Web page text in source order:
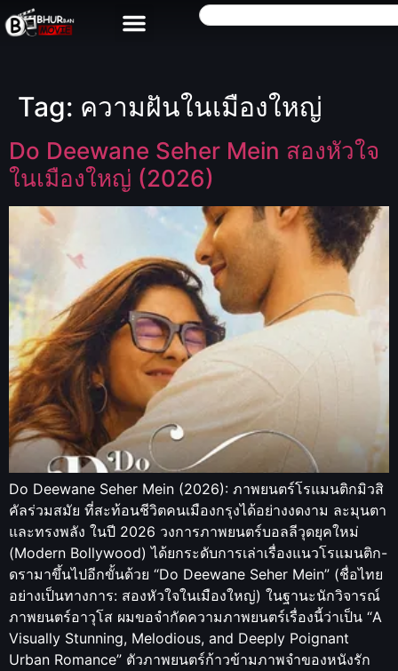
Tag: ความฝันในเมืองใหญ่
Do Deewane Seher Mein สองหัวใจ
ในเมืองใหญ่ (2026)
Do Deewane Seher Mein (2026): ภาพยนตร์โรแมนติกมิวสิ
คัลร่วมสมัย ที่สะท้อนชีวิตคนเมืองกรุงได้อย่างงดงาม ละมุนตา
และทรงพลัง ในปี 2026 วงการภาพยนตร์บอลลีวุดยุคใหม่
(Modern Bollywood) ได้ยกระดับการเล่าเรื่องแนวโรแมนติก-
ดรามาขึ้นไปอีกขั้นด้วย “Do Deewane Seher Mein” (ชื่อไทย
อย่างเป็นทางการ: สองหัวใจในเมืองใหญ่) ในฐานะนักวิจารณ์
ภาพยนตร์อาวุโส ผมขอจำกัดความภาพยนตร์เรื่องนี้ว่าเป็น “A
Visually Stunning, Melodious, and Deeply Poignant
Urban Romance” ตัวภาพยนตร์ก้าวข้ามภาพจำของหนังรัก